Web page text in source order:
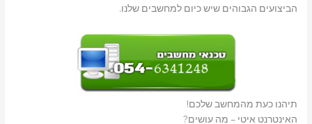
הביצועים הגבוהים שיש כיום למחשבים שלנו.
תיהנו כעת מהמחשב שלכם!
האינטרנט איטי – מה עושים?